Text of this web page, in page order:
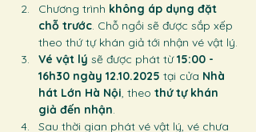
Chương trình không áp dụng đặt
chỗ trước. Chỗ ngồi sẽ được sắp xếp
theo thứ tự khán giả tới nhận vé vật lý.
Vé vật lý sẽ được phát từ 15:00 -
16h30 ngày 12.10.2025 tại cửa Nhà
hát Lớn Hà Nội, theo thứ tự khán
giả đến nhận.
Sau thời gian phát vé vật lý, vé chưa